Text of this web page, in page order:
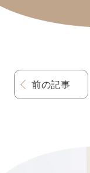
前の記事